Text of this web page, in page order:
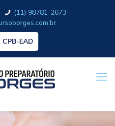
(11) 98781-2673
EAD